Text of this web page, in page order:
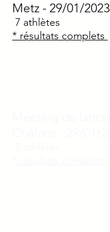
Metz - 29/01/2023
7 athlètes
* résultats complets